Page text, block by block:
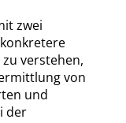
zwei
verstehen,
von
und
der